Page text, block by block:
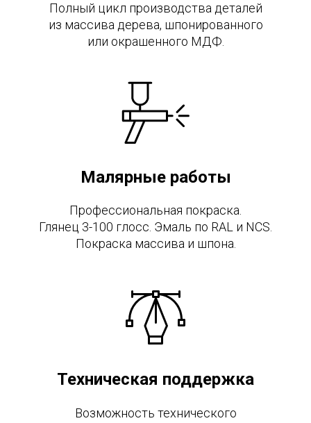
Полный цикл производства деталей
из массива дерева, шпонированного
или окрашенного МДФ.
Малярные работы
Профессиональная покраска.
Глянец 3-100 глосс. Эмаль по RAL и NCS.
Покраска массива и шпона.
Техническая поддержка
Возможность технического